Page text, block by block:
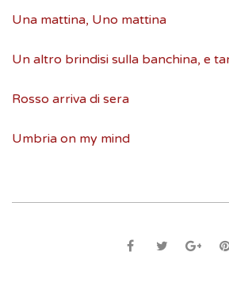
Una mattina, Uno mattina
Un altro brindisi sulla banchina, e
Rosso arriva di sera
Umbria on my mind